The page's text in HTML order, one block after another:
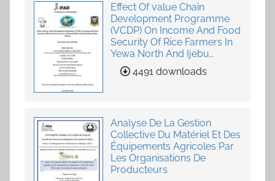
Effect Of value Chain
Development Programme
(VCDP) On Income And Food
Security Of Rice Farmers In
Yewa North And Ijebu
North-East, Ogun State,
Nigeria4491 downloads
Analyse De La Gestion
Collective Du Matériel Et Des
Équipements Agricoles Par
Les Organisations De
Producteurs